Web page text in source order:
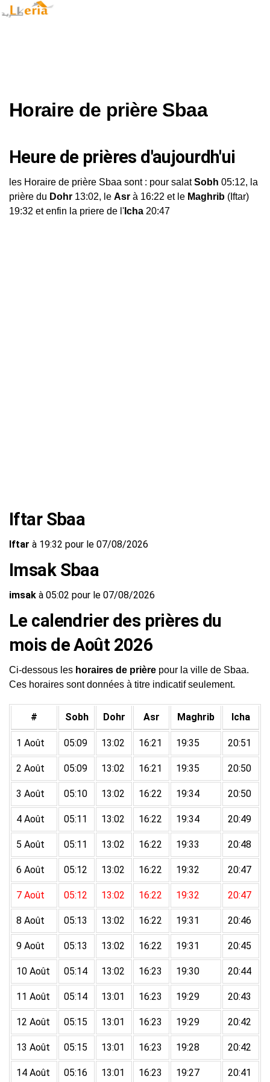
Horaire de prière Sbaa
Heure de prières d'aujourdh'ui
les Horaire de prière Sbaa sont : pour salatSobh 05:12, la
prière du Dohr 13:02, le Asr à 16:22 et le Maghrib (Iftar)
19:32 et enfin la priere de l' Icha 20:47
Iftar Sbaa
Iftar à 19:32 pour le 07/08/2026
Imsak Sbaa
imsak à 05:02 pour le 07/08/2026
Le calendrier des prières du
mois de Août 2026
Ci-dessous les horaires de prière pour la ville de Sbaa.
Ces horaires sont données à titre indicatif seulement.
# Sobh Dohr Asr Maghrib Icha
1 Août 05:09 13:02 16:21 19:35 20:51
2 Août 05:09 13:02 16:21 19:35 20:50
3 Août 05:10 13:02 16:22 19:34 20:50
4 Août 05:11 13:02 16:22 19:34 20:49
5 Août 05:11 13:02 16:22 19:33 20:48
6 Août 05:12 13:02 16:22 19:32 20:47
7 Août 05:12 13:02 16:22 19:32 20:47
8 Août 05:13 13:02 16:22 19:31 20:46
9 Août 05:13 13:02 16:22 19:31 20:45
10 Août 05:14 13:02 16:23 19:30 20:44
11 Août 05:14 13:01 16:23 19:29 20:43
12 Août 05:15 13:01 16:23 19:29 20:42
13 Août 05:15 13:01 16:23 19:28 20:42
14 Août 05:16 13:01 16:23 19:27 20:41